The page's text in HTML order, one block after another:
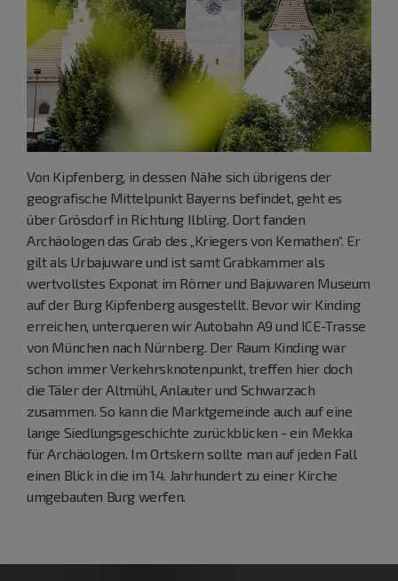
Von Kipfenberg, in dessen Nähe sich übrigens der
geografische Mittelpunkt Bayerns befindet, geht es
über Grösdorf in Richtung Ilbling. Dort fanden
Archäologen das Grab des „Kriegers von Kemathen“. Er
gilt als Urbajuware und ist samt Grabkammer als
wertvollstes Exponat im Römer und Bajuwaren Museum
auf der Burg Kipfenberg ausgestellt. Bevor wir Kinding
erreichen, unterqueren wir Autobahn A9 und ICE-Trasse
von München nach Nürnberg. Der Raum Kinding war
schon immer Verkehrsknotenpunkt, treffen hier doch
die Täler der Altmühl, Anlauter und Schwarzach
zusammen. So kann die Marktgemeinde auch auf eine
lange Siedlungsgeschichte zurückblicken - ein Mekka
für Archäologen. Im Ortskern sollte man auf jeden Fall
einen Blick in die im 14. Jahrhundert zu einer Kirche
umgebauten Burg werfen.